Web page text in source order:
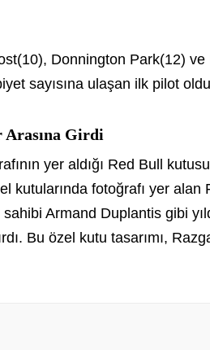
Donnington Park(12) ve
sayısına ulaşan ilk pilot
Arasına Girdi
yer aldığı Red Bull
kutularında fotoğrafı yer alan
Armand Duplantis gibi
Bu özel kutu tasarımı,